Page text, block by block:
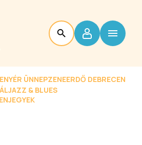
ÜNNEPZENEERDŐ DEBRECEN
JAZZ & BLUES
JEGYEK